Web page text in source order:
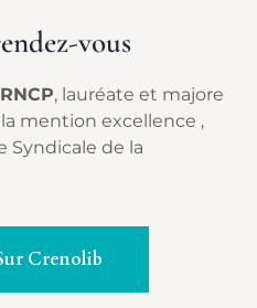
vous
, lauréate et majore
mention excellence ,
Syndicale de la
Crenolib